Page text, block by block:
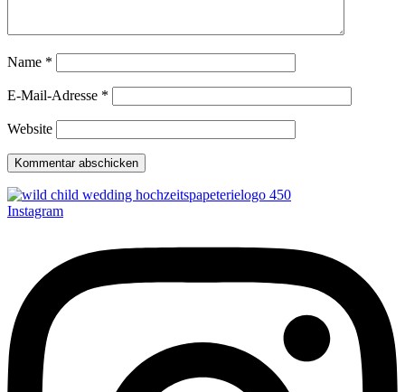
Name *
E-Mail-Adresse *
Website
Instagram